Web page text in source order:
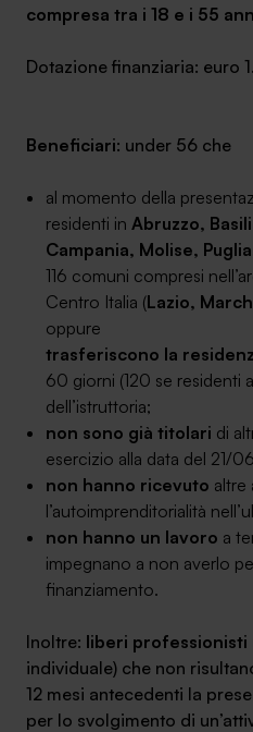
SA Finance Mediazione Creditizia
compresa tra i 18 e i 55
Dotazione finanziaria: euro
Beneficiari: under 56 che
al momento della
residenti in Abruzzo,
Campania, Molise,
116 comuni compresi
Centro Italia (Lazio,
oppure
trasferiscono la
60 giorni (120 se residenti
dell’istruttoria;
non sono già titolari di
esercizio alla data del 21/
non hanno ricevuto altre
l’autoimprenditorialità
non hanno un lavoro a
impegnano a non averlo
finanziamento.
Inoltre: liberi professionisti
individuale) che non
12 mesi antecedenti la
per lo svolgimento di